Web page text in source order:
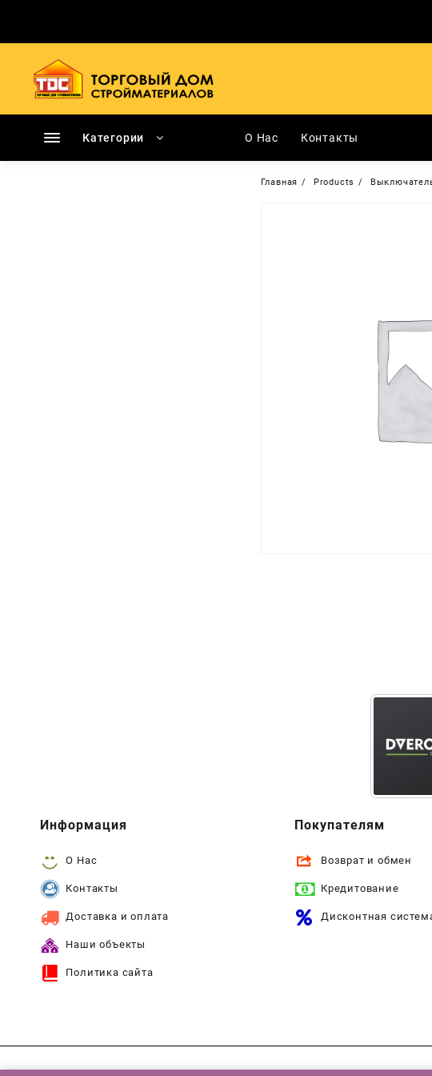
содержимому
Категории О Нас Контакты
Главная Products
Информация
О Нас
Контакты
Доставка и оплата
Наши объекты
Политика сайта
Покупателям
Возврат и обмен
Кредитование
Дисконтная